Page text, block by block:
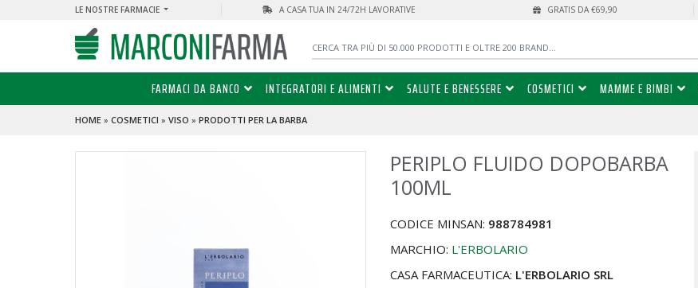
LE NOSTRE FARMACIE A CASA TUA IN 24/72H LAVORATIVE GRATIS DA €69,90
FARMACI DA BANCO INTEGRATORI E ALIMENTI SALUTE E BENESSERE COSMETICI MAMME E BIMBI
HOME» COSMETICI » VISO » PRODOTTI PER LA BARBA
PERIPLO FLUIDO DOPOBARBA
100ML
CODICE MINSAN: 988784981
MARCHIO: L'ERBOLARIO
CASA FARMACEUTICA: L'ERBOLARIO SRL